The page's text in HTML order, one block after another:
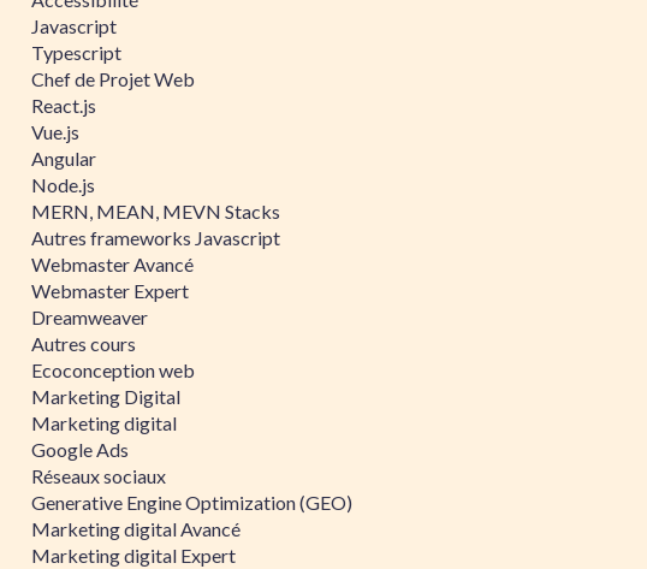
Javascript
Typescript
Chef de Projet Web
React.js
Vue.js
Angular
Node.js
MERN, MEAN, MEVN Stacks
Autres frameworks Javascript
Webmaster Avancé
Webmaster Expert
Dreamweaver
Autres cours
Ecoconception web
Marketing Digital
Marketing digital
Google Ads
Réseaux sociaux
Generative Engine Optimization (GEO)
Marketing digital Avancé
Marketing digital Expert